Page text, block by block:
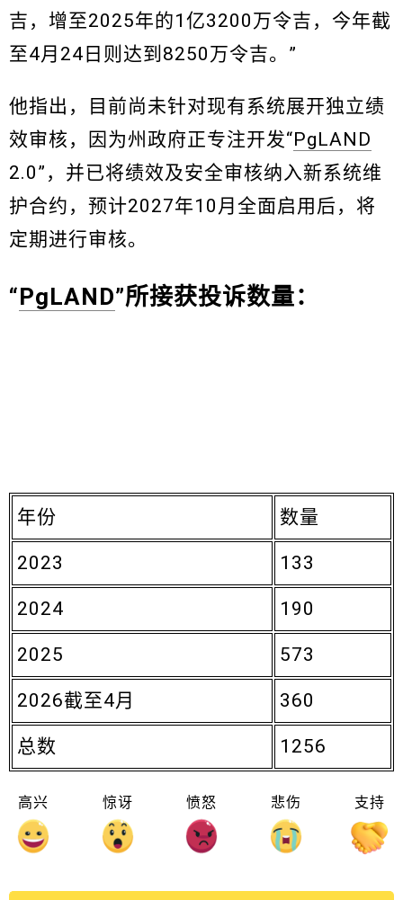
吉，增至2025年的1亿3200万令吉，今年截
至4月24日则达到8250万令吉。”
他指出，目前尚未针对现有系统展开独立绩
效审核，因为州政府正专注开发“PgLAND
2.0”，并已将绩效及安全审核纳入新系统维
护合约，预计2027年10月全面启用后，将
定期进行审核。
“PgLAND”所接获投诉数量：
年份 数量
2023 133
2024 190
2025 573
2026截至4月 360
总数 1256
高兴 惊讶 愤怒 悲伤 支持